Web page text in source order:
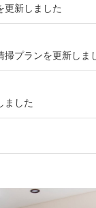
更新しました
プランを更新しま
ました